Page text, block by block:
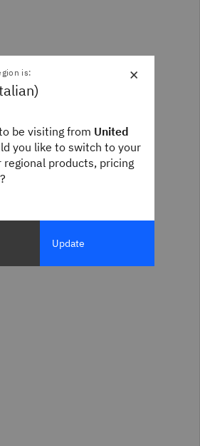
×
is:
be visiting from United
you like to switch to your
regional products, pricing
Update